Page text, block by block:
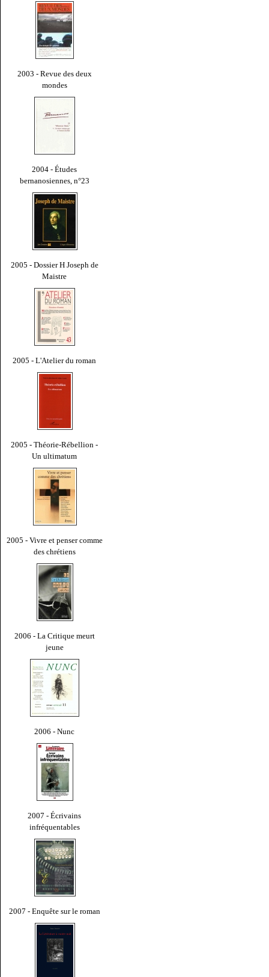
2003 - Revue des deux
mondes
2004 - Études
bernanosiennes, n°23
2005 - Dossier H Joseph de
Maistre
2005 - L'Atelier du roman
2005 - Théorie-Rébellion -
Un ultimatum
2005 - Vivre et penser comme
des chrétiens
2006 - La Critique meurt
jeune
2006 - Nunc
2007 - Écrivains
infréquentables
2007 - Enquête sur le roman